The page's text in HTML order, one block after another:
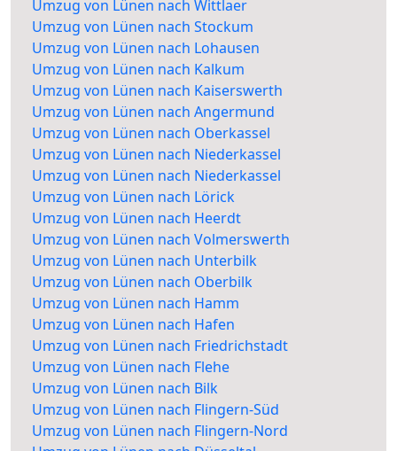
Umzug von Lünen nach Wittlaer
Umzug von Lünen nach Stockum
Umzug von Lünen nach Lohausen
Umzug von Lünen nach Kalkum
Umzug von Lünen nach Kaiserswerth
Umzug von Lünen nach Angermund
Umzug von Lünen nach Oberkassel
Umzug von Lünen nach Niederkassel
Umzug von Lünen nach Niederkassel
Umzug von Lünen nach Lörick
Umzug von Lünen nach Heerdt
Umzug von Lünen nach Volmerswerth
Umzug von Lünen nach Unterbilk
Umzug von Lünen nach Oberbilk
Umzug von Lünen nach Hamm
Umzug von Lünen nach Hafen
Umzug von Lünen nach Friedrichstadt
Umzug von Lünen nach Flehe
Umzug von Lünen nach Bilk
Umzug von Lünen nach Flingern-Süd
Umzug von Lünen nach Flingern-Nord